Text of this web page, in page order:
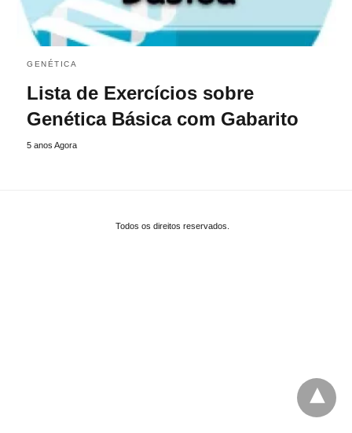
GENÉTICA
Lista de Exercícios sobre
Genética Básica com Gabarito
5 anos Agora
Todos os direitos reservados.